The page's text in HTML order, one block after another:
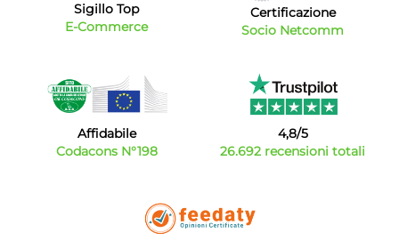
Sigillo Top
E-Commerce
Certificazione
Socio Netcomm
Affidabile
Codacons N°198
4,8/5
26.692 recensioni totali